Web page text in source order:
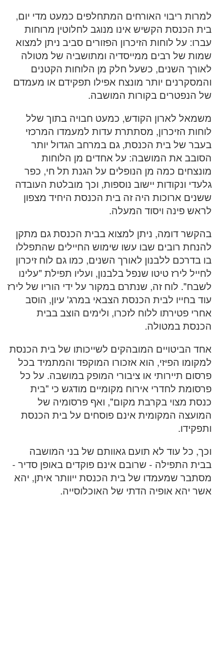
למרות ריבוי האורחים המתחלפים כמעט מדי יום,
בית הכנסת הקשיש אינו מנוגב לחלוטין מרוחות
עברו: על לוחות הזיכרון הפזורים סביב ניתן למצוא
שמות של רבים ממייסדיה ומתושביה של מטולה
לאורך השנים, כשעל חלק מן הלוחות הקטנים
והמסקרנים יותר מונצח אפילו תפקידם או מעמדם
של הנפטרים בקורות המושבה.
משמאל לארון הקודש, כמעט חבויה בתוך שלל
לוחות הזיכרון, מסתתרת עדות למעמדו המרכזי
בעבר של בית הכנסת, גם במרחב הגדול יותר
הסובב את המושבה: על אחדים מן הלוחות
מונצחים כמה מן הנופלים על הגנת תל חי, כפר
גלעדי ונקודות יישוב נוספות, וכך מובלטת העובדה
ששנים ארוכות היה זה בית הכנסת היחיד מצפון
לראש פינה ויסוד המעלה.
בהקשר דומה, ניתן למצוא בבית הכנסת גם מתקן
להנחת רובים שבו עשו שימוש החיילים שהתפללו
בו בדרכם ללבנון לאורך השנים, כמו גם לוח זיכרון
לחייל לירז טיטו שנפל בלבנון, ועליו תפילת "עלינו
לשבח". לוח זה, שנתרם במקור על ידי הוריו של לירז
עוד בחייו לבית הכנסת הצבאי במרג' עיון, הוסב
אחרי פטירתו ללוח לזכרו, ולימים הוצב בבית
הכנסת במטולה.
אחד הביטויים המובהקים לשייכותו של בית הכנסת
למקומו הפיזי, הוא אזכורו המוקפד והמתמיד בכל
פרסום תיירותי או ציבורי המופק במושבה. על כל
פרסומת לחדרי אירוח מקומיים מודגש כי "בית
כנסת מצוי בקרבת מקום", ואף פרסומיה של
המועצה המקומית אינם פוסחים על בית הכנסת
ותפקידו.
וכך, כל עוד לא תועם גאוותם של בני המושבה
בבית התפילה - שרובם אינם פוקדים באופן סדיר -
מסתבר שמעמדו של בית הכנסת ייוותר איתן, יהא
אשר יהא אופיה הדתי של האוכלוסייה.